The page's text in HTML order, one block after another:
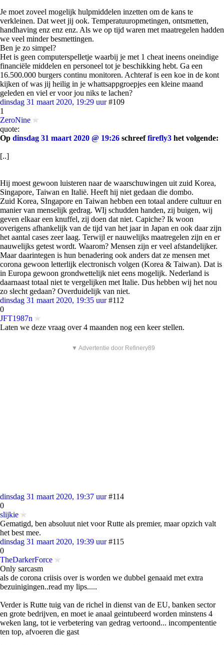
Je moet zoveel mogelijk hulpmiddelen inzetten om de kans te
verkleinen. Dat weet jij ook. Temperatuuropmetingen, ontsmetten,
handhaving enz enz enz. Als we op tijd waren met maatregelen hadden
we veel minder besmettingen.
Ben je zo simpel?
Het is geen computerspelletje waarbij je met 1 cheat ineens oneindige
financiële middelen en personeel tot je beschikking hebt. Ga een
16.500.000 burgers continu monitoren. Achteraf is een koe in de kont
kijken of was jij heilig in je whattsappgroepjes een kleine maand
geleden en viel er voor jou niks te lachen?
dinsdag 31 maart 2020, 19:29 uur #109
1
ZeroNine
quote:
Op dinsdag 31 maart 2020 @ 19:26 schreeffirefly3 het volgende:
[..]
Hij moest gewoon luisteren naar de waarschuwingen uit zuid Korea,
Singapore, Taiwan en Italië. Heeft hij niet gedaan die dombo.
Zuid Korea, SIngapore en Taiwan hebben een totaal andere cultuur en
manier van menselijk gedrag. WIj schudden handen, zij buigen, wij
geven elkaar een knuffel, zij doen dat niet. Capiche? Ik woon
overigens afhankelijk van de tijd van het jaar in Japan en ook daar zijn
het aantal cases zeer laag. Terwijl er nauwelijks maatregelen zijn en er
nauwelijks getest wordt. Waarom? Mensen zijn er veel afstandelijker.
Maar daarintegen is hun benadering ook anders dat ze mensen met
corona gewoon letterlijk electronisch volgen (Korea & Taiwan). Dat is
in Europa gewoon grondwettelijk niet eens mogelijk. Nederland is
daarnaast totaal niet te vergelijken met Italie. Dus hebben wij het nou
zo slecht gedaan? Overduidelijk van niet.
dinsdag 31 maart 2020, 19:35 uur #112
0
JFT1987n
Laten we deze vraag over 4 maanden nog een keer stellen.
▼ Advertentie door Refinery89
dinsdag 31 maart 2020, 19:37 uur #114
0
slijkie
Gematigd, ben absoluut niet voor Rutte als premier, maar opzich valt
het best mee.
dinsdag 31 maart 2020, 19:39 uur #115
0
TheDarkerForce
Only sarcasm
als de corona criisis over is worden we dubbel genaaid met extra
bezuinigingen..read my lips.....
Verder is Rutte tuig van de richel in dienst van de EU, banken sector
en grote bedrijven, en moet ie anaal geintubeerd worden minstens 4
weken lang, tot ie verbetering van gedrag vertoond... incompententie
ten top, afvoeren die gast